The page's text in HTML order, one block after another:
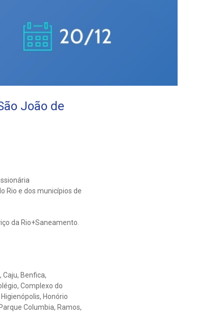
João de
Rio e dos municípios de
da Rio+Saneamento.
Caju, Benfica,
Complexo do
Honório
Columbia, Ramos,